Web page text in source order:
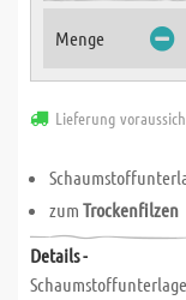
Menge
Lieferung
zum Trockenfilzen
Details -